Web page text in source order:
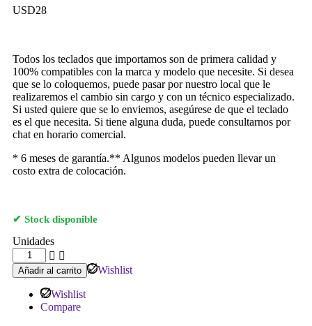
USD28
Todos los teclados que importamos son de primera calidad y
100% compatibles con la marca y modelo que necesite. Si desea
que se lo coloquemos, puede pasar por nuestro local que le
realizaremos el cambio sin cargo y con un técnico especializado.
Si usted quiere que se lo enviemos, asegúrese de que el teclado
es el que necesita. Si tiene alguna duda, puede consultarnos por
chat en horario comercial.
* 6 meses de garantía.** Algunos modelos pueden llevar un
costo extra de colocación.
Stock disponible
Unidades
Wishlist
Añadir al carrito
Wishlist
Compare